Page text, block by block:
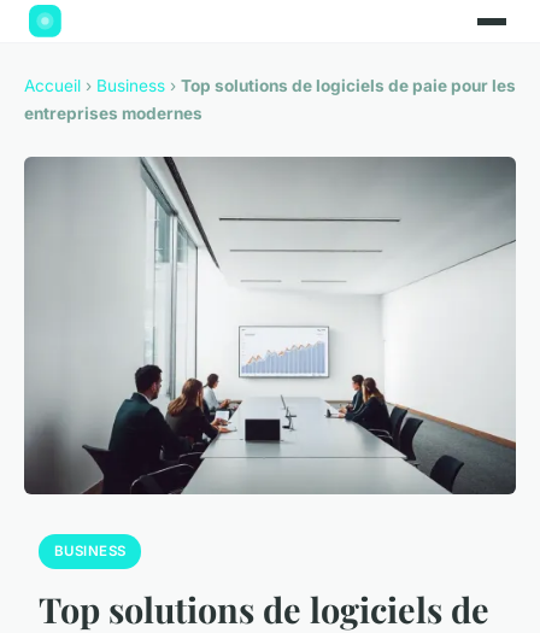
Accueil › Business › Top solutions de logiciels de paie pour les
entreprises modernes
BUSINESS
Top solutions de logiciels de